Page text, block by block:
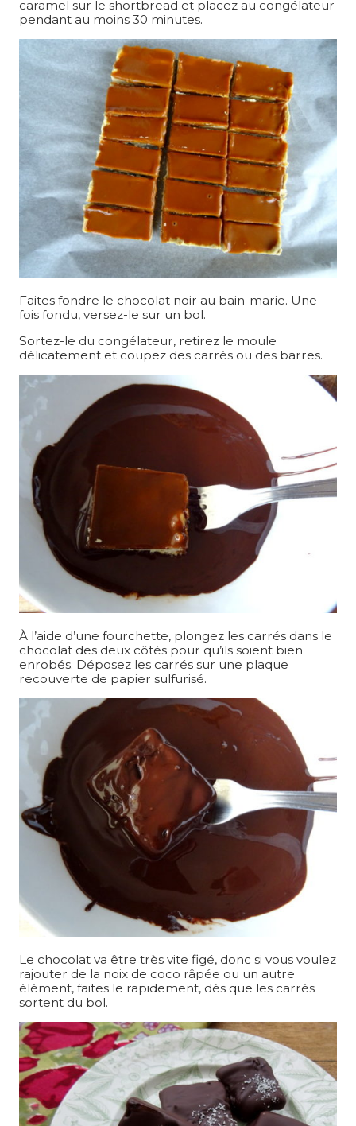
caramel sur le shortbread et placez au congélateur
pendant au moins 30 minutes.
Faites fondre le chocolat noir au bain-marie. Une
fois fondu, versez-le sur un bol.
Sortez-le du congélateur, retirez le moule
délicatement et coupez des carrés ou des barres.
À l’aide d’une fourchette, plongez les carrés dans le
chocolat des deux côtés pour qu’ils soient bien
enrobés. Déposez les carrés sur une plaque
recouverte de papier sulfurisé.
Le chocolat va être très vite figé, donc si vous voulez
rajouter de la noix de coco râpée ou un autre
élément, faites le rapidement, dès que les carrés
sortent du bol.